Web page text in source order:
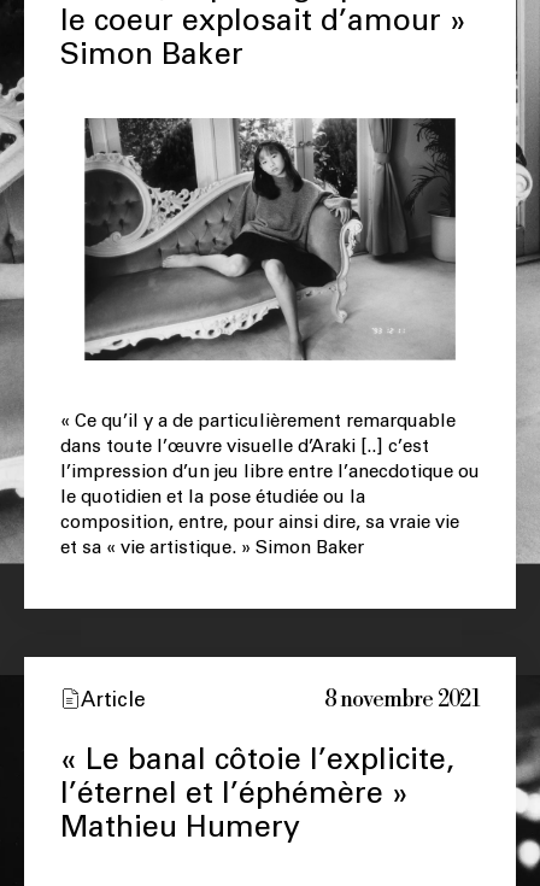
le coeur explosait d’amour »
Simon Baker
« Ce qu’il y a de particulièrement remarquable
dans toute l’œuvre visuelle d’Araki [..] c’est
l’impression d’un jeu libre entre l’anecdotique ou
le quotidien et la pose étudiée ou la
composition, entre, pour ainsi dire, sa vraie vie
et sa « vie artistique. » Simon Baker
Article 8 novembre 2021
« Le banal côtoie l’explicite,
l’éternel et l’éphémère »
Mathieu Humery